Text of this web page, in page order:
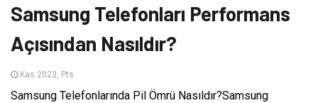
Samsung Telefonları Performans
Açısından Nasıldır?
Kas 2023, Pts
Samsung Telefonlarında Pil Ömrü Nasıldır?Samsung